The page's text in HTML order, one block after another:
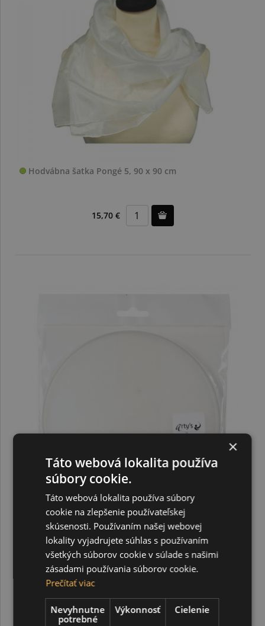
Hodvábna šatka Pongé 5, 90 x 90 cm
15,70 €
Hodvábny kruh Pongé 5, 20 cm
6,00 €
×
Táto webová lokalita používa
súbory cookie.
Táto webová lokalita používa súbory
cookie na zlepšenie používateľskej
skúsenosti. Používaním našej webovej
lokality vyjadrujete súhlas s používaním
všetkých súborov cookie v súlade s našimi
zásadami používania súborov cookie.
Prečítať viac
Nevyhnutne
potrebné
Výkonnosť Cielenie